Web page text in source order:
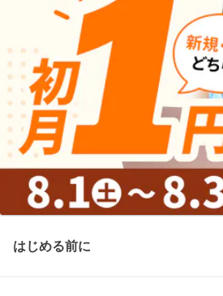
はじめる前に